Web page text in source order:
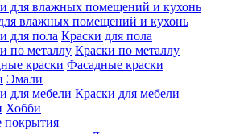
влажных помещений и кухонь
Краски для пола
Краски по металлу
Фасадные краски
Эмали
Краски для мебели
Хобби
покрытия